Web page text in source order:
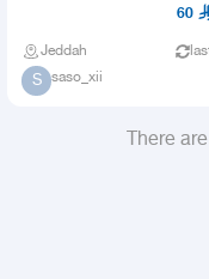
60
Jeddah
S saso_xii
There